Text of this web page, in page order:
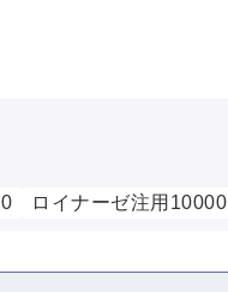
ロイナーゼ注用10000